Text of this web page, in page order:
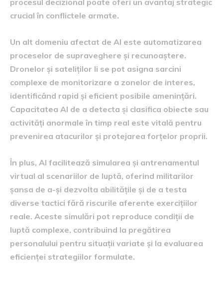
crucial în conflictele armate.
Un alt domeniu afectat de AI este automatizarea
proceselor de supraveghere și recunoaștere.
Dronelor și sateliților li se pot asigna sarcini
complexe de monitorizare a zonelor de interes,
identificând rapid și eficient posibile amenințări.
Capacitatea AI de a detecta și clasifica obiecte sau
activități anormale în timp real este vitală pentru
prevenirea atacurilor și protejarea forțelor proprii.
În plus, AI facilitează simularea și antrenamentul
virtual al scenariilor de luptă, oferind militarilor
șansa de a-și dezvolta abilitățile și de a testa
diverse tactici fără riscurile aferente exercițiilor
reale. Aceste simulări pot reproduce condiții de
luptă complexe, contribuind la pregătirea
personalului pentru situații variate și la evaluarea
eficienței strategiilor formulate.